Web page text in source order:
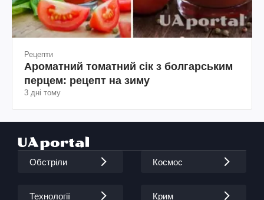
Рецепти
Ароматний томатний сік з болгарським
перцем: рецепт на зиму
3 дні тому
Обстріли Космос
Технології Крим